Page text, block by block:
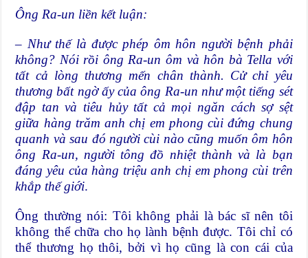
Ông Ra-un liền kết luận:
– Như thế là được phép ôm hôn người bệnh phải
không? Nói rồi ông Ra-un ôm và hôn bà Tella với
tất cả lòng thương mến chân thành. Cử chỉ yêu
thương bất ngờ ấy của ông Ra-un như một tiếng sét
đập tan và tiêu hủy tất cả mọi ngăn cách sợ sệt
giữa hàng trăm anh chị em phong cùi đứng chung
quanh và sau đó người cùi nào cũng muốn ôm hôn
ông Ra-un, người tông đồ nhiệt thành và là bạn
đáng yêu của hàng triệu anh chị em phong cùi trên
khắp thế giới.
Ông thường nói: Tôi không phải là bác sĩ nên tôi
không thể chữa cho họ lành bệnh được. Tôi chỉ có
thể thương họ thôi, bởi vì họ cũng là con cái của